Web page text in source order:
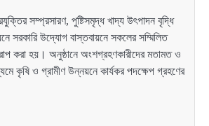
সম্প্রসারণ, পুষ্টিসমৃদ্ধ খাদ্য উৎপাদন বৃদ্ধি
সরকারি উদ্যোগ বাস্তবায়নে সকলের সম্মিলিত
করা হয়। অনুষ্ঠানে অংশগ্রহণকারীদের মতামত ও
কৃষি ও গ্রামীণ উন্নয়নে কার্যকর পদক্ষেপ গ্রহণের